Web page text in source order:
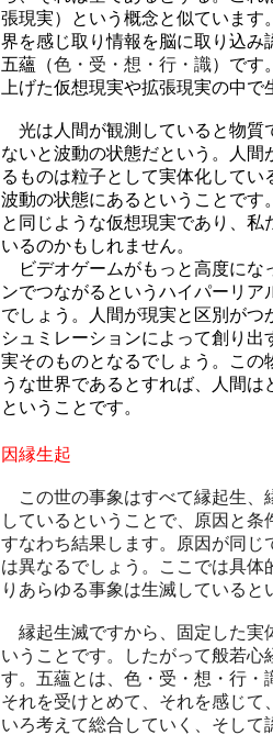
張現実）という概念と似ています
界を感じ取り情報を脳に取り込み
五蘊（色・受・想・行・識）です
上げた仮想現実や拡張現実の中で
光は人間が観測 していると物質
ないと波動の状態だという。人間
るものは粒子として実体化して
波動の状態にあるということです
と同じような仮想現実であり、私
いるのかもしれません。
ビデオゲームがもっと高度にな
ンでつながるというハイパーリア
でしょう。人間が現実と区別がつ
シュミレーションによって創り出
実そのものとなるでしょう。この
うな世界であるとすれば、人間は
ということです。
因縁生起
この世の事象はすべて縁起生、
しているということで、原因と条
すなわち結果します。原因が同じ
は異なるでしょう。ここでは具体
りあらゆる事象は生滅していると
縁起生滅ですから、固定した実
いうことです。したがって般若心
す。五蘊とは、色・受・想・行・
それを受けとめて、それを感じて
いろ考えて総合していく、そして